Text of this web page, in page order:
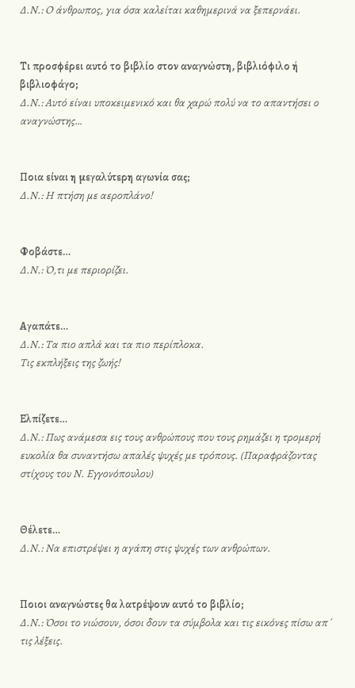
Δ.Ν.: Ο άνθρωπος, για όσα καλείται καθημερινά να ξεπερνάει.
Τι προσφέρει αυτό το βιβλίο στον αναγνώστη, βιβλιόφιλο ή
βιβλιοφάγο;
Δ.Ν.: Αυτό είναι υποκειμενικό και θα χαρώ πολύ να το απαντήσει ο
αναγνώστης…
Ποια είναι η μεγαλύτερη αγωνία σας;
Δ.Ν.: Η πτήση με αεροπλάνο!
Φοβάστε…
Δ.Ν.: Ό,τι με περιορίζει.
Αγαπάτε…
Δ.Ν.: Τα πιο απλά και τα πιο περίπλοκα.
Τις εκπλήξεις της ζωής!
Ελπίζετε…
Δ.Ν.: Πως ανάμεσα εις τους ανθρώπους που τους ρημάζει η τρομερή
ευκολία θα συναντήσω απαλές ψυχές με τρόπους. (Παραφράζοντας
στίχους του Ν. Εγγονόπουλου)
Θέλετε…
Δ.Ν.: Να επιστρέψει η αγάπη στις ψυχές των ανθρώπων.
Ποιοι αναγνώστες θα λατρέψουν αυτό το βιβλίο;
Δ.Ν.: Όσοι το νιώσουν, όσοι δουν τα σύμβολα και τις εικόνες πίσω απ΄
τις λέξεις.